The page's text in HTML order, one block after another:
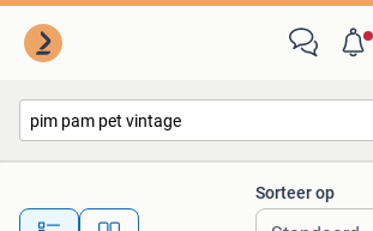
Alle afstanden…
Sorteer op